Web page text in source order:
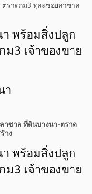
ราดกม3 ทุละซอยลาซาล
พร้อมสิ่งปลูก
3 เจ้าของขาย
า
าซาล ที่ดินบางนา-ตราด
าง
พร้อมสิ่งปลูก
3 เจ้าของขาย